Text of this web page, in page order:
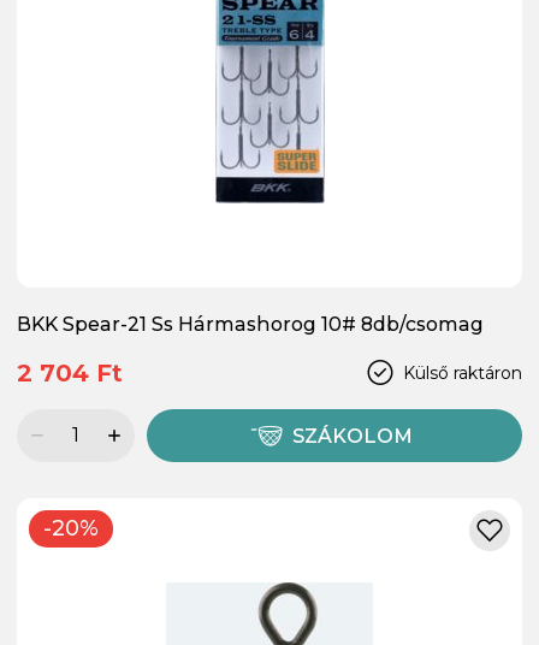
BKK Spear-21 Ss Hármashorog 10# 8db/csomag
Külső raktáron
2 704 Ft
SZÁKOLOM
-20%